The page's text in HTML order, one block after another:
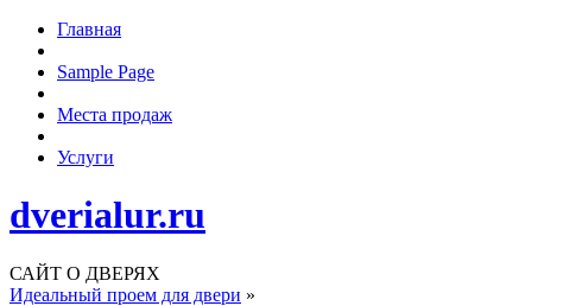
Главная
Sample Page
Места продаж
Услуги
dverialur.ru
САЙТ О ДВЕРЯХ
Идеальный проем для двери »